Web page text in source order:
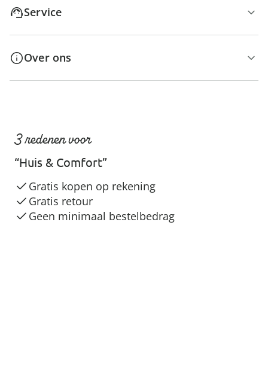
Service
Over ons
3 redenen voor
“Huis & Comfort”
Gratis kopen op rekening
Gratis retour
Geen minimaal bestelbedrag